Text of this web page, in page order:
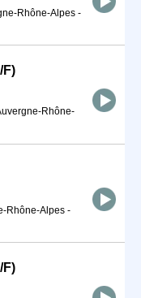
Rhône-Alpes -
F)
Rhône-
Rhône-Alpes -
F)